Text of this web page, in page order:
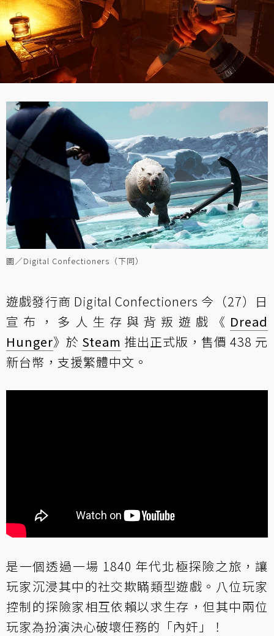
圖／Digital Confectioners（下同）
遊戲發行商 Digital Confectioners 今（27）日
宣布，多人生存與背叛遊戲《 Dread
Hunger》於 Steam 推出正式版，售價 438 元
新台幣，支援繁體中文。
是一個透過一場 1840 年代北極探險之旅，讓
玩家沉浸其中的社交欺瞞類型遊戲。八位玩家
控制的探險家相互依賴以求生存，但其中兩位
玩家為扮演決心破壞任務的「內奸」！